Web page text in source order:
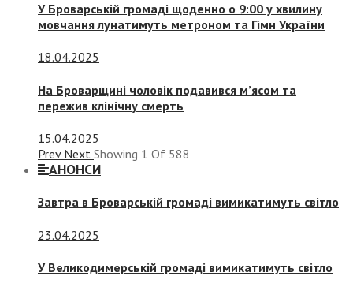
У Броварській громаді щоденно о 9:00 у хвилину
мовчання лунатимуть метроном та Гімн України
18.04.2025
На Броварщині чоловік подавився м’ясом та
пережив клінічну смерть
15.04.2025
Prev Next Showing 1 Of 588
АНОНСИ
Завтра в Броварській громаді вимикатимуть світло
23.04.2025
У Великодимерській громаді вимикатимуть світло